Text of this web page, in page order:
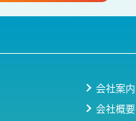
会社案内
会社概要